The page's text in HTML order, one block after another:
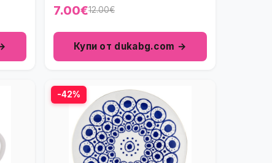
7.00€12.00€
Купи от dukabg.com →
-42%